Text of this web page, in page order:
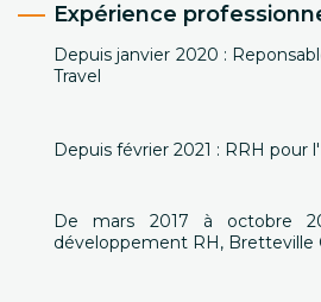
Expérience
Depuis janvier 2020 :
Travel
Depuis février 2021 : RRH pour
De mars 2017 à octobre
développement RH, Bretteville